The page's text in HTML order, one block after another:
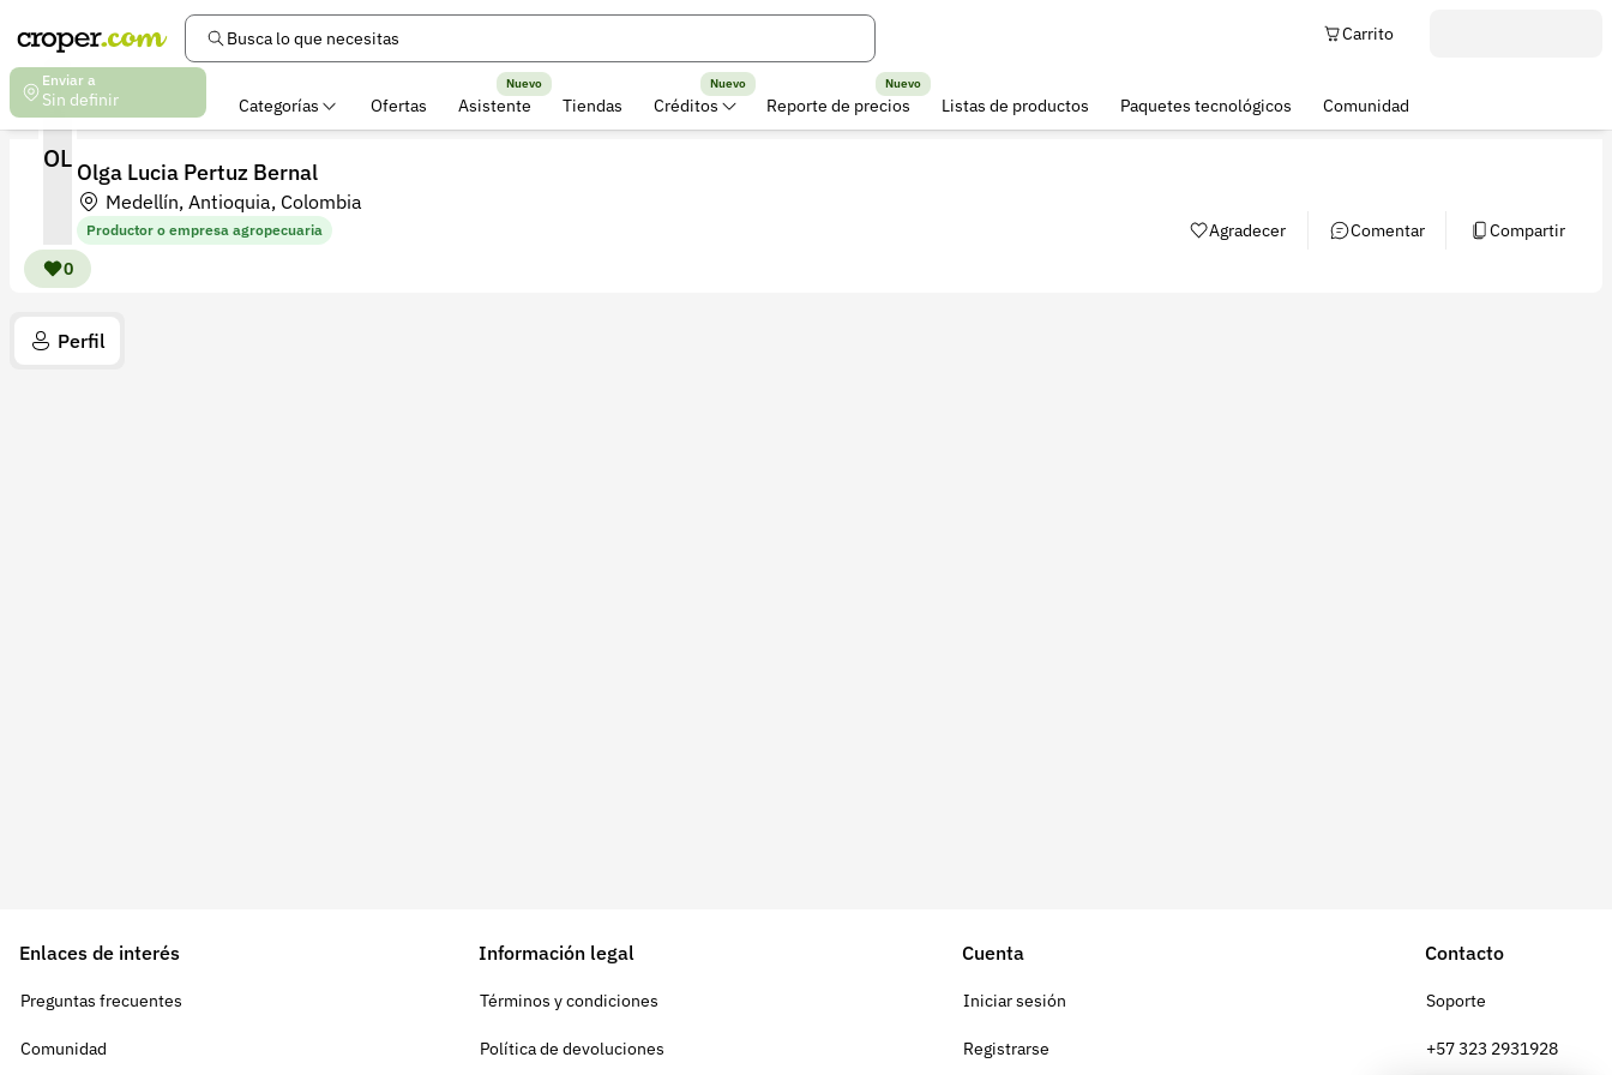
Busca lo que necesitas
Enviar a
Sin definir
Carrito
Categorías Ofertas Asistente
Nuevo
Tiendas Créditos
Nuevo
Reporte de precios
Nuevo
Listas de productos Paquetes tecnológicos Comunidad
OL
0
Olga Lucia Pertuz Bernal
Medellín, Antioquia, Colombia
Productor o empresa agropecuaria Agradecer Comentar Compartir
Perfil
Enlaces de interés
Preguntas frecuentes
Comunidad
Información legal
Términos y condiciones
Política de devoluciones
Cuenta
Iniciar sesión
Registrarse
Contacto
Soporte
+57 323 2931928